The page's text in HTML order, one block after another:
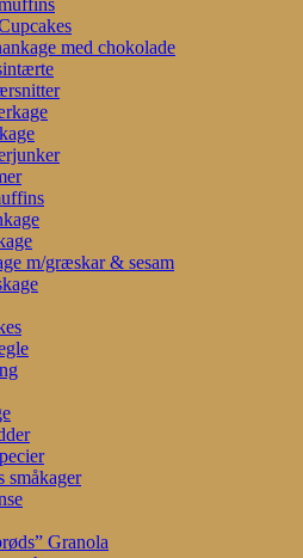
med chokolade
m/græskar & sesam
småkager
Granola